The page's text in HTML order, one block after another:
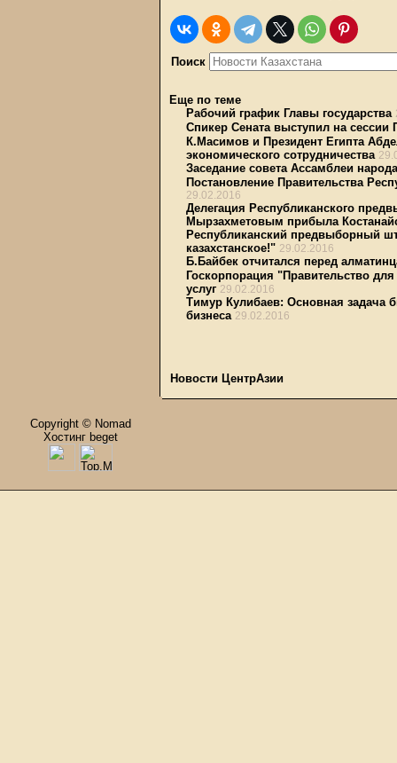
Поиск
Еще по теме
Рабочий график Главы государства
Спикер Сената выступил на
К.Масимов и Президент Египта
экономического сотрудничества
Заседание совета Ассамблеи
Постановление Правительства
29.02.2016
Делегация Республиканского
Мырзахметовым прибыла
Республиканский предвыборный
казахстанское!" 29.02.2016
Б.Байбек отчитался перед
Госкорпорация "Правительство
услуг 29.02.2016
Тимур Кулибаев: Основная задача
бизнеса 29.02.2016
Новости ЦентрАзии
Copyright © Nomad
Хостинг beget